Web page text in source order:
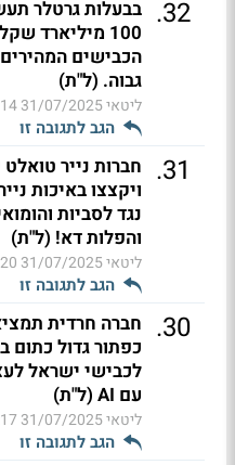
32
. בבעלות גרטלר
100 מיליארד
הכבישים
גבוה. (ל"ת)
ליטאי31/07/2025 12:14
הגב לתגובה זו
31
. חברות נייר
ויקצצו באיכות
נגד לסביות
והפלות דא! (ל"ת)
ליטאי31/07/2025 02:20
הגב לתגובה זו
30
. חברה חרדית
כפתור גדול כתום
לכבישי ישראל
עם AI (ל"ת)
ליטאי31/07/2025 02:17
הגב לתגובה זו